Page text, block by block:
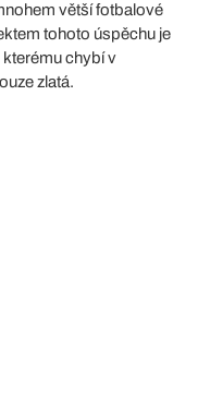
větší fotbalové
tohoto úspěchu je
chybí v
zlatá.